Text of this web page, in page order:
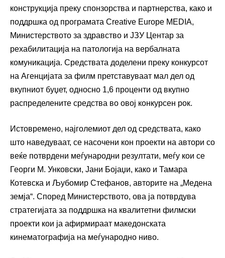
конструкција преку спонзорства и партнерства, како и
поддршка од програмата Creative Europe MEDIA,
Министерството за здравство и ЈЗУ Центар за
рехабилитација на патологија на вербалната
комуникација. Средствата доделени преку конкурсот
на Агенцијата за филм претставуваат мал дел од
вкупниот буџет, односно 1,6 проценти од вкупно
распределените средства во овој конкурсен рок.
Истовремено, најголемиот дел од средствата, како
што наведуваат, се насочени кон проекти на автори со
веќе потврдени меѓународни резултати, меѓу кои се
Георги М. Унковски, Јани Бојаџи, како и Тамара
Котевска и Љубомир Стефанов, авторите на „Медена
земја“. Според Министерството, ова ја потврдува
стратегијата за поддршка на квалитетни филмски
проекти кои ја афирмираат македонската
кинематографија на меѓународно ниво.